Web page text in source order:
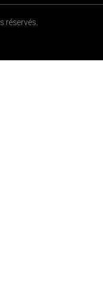
réservés.